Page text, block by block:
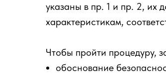
указаны в пр. 1 и пр. 2, их
характеристикам,
Чтобы пройти процедуру,
обоснование